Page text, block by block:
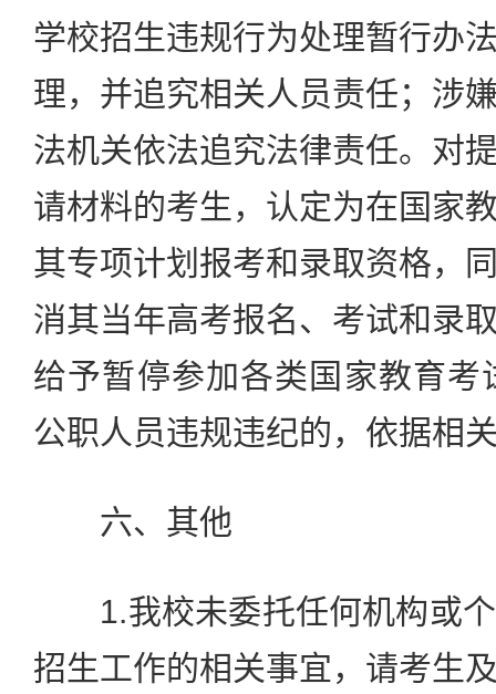
学校招生违规行为处理暂行办
理，并追究相关人员责任；涉
法机关依法追究法律责任。对
请材料的考生，认定为在国家
其专项计划报考和录取资格，
消其当年高考报名、考试和录
给予暂停参加各类国家教育
公职人员违规违纪的，依据相
六、其他
1.我校未委托任何机构或个
招生工作的相关事宜，请考生